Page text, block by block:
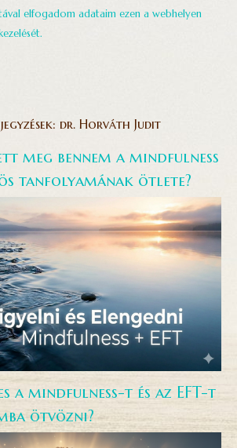
elfogadom adataim ezen a webhelyen
dr. Horváth Judit
meg bennem a mindfulness
tanfolyamának ötlete?
a mindfulness-t és az EFT-t
ötvözni?